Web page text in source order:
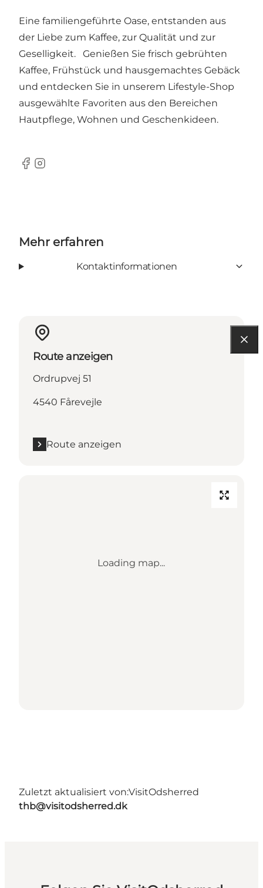
Eine familiengeführte Oase, entstanden aus
der Liebe zum Kaffee, zur Qualität und zur
Geselligkeit. Genießen Sie frisch gebrühten
Kaffee, Frühstück und hausgemachtes Gebäck
und entdecken Sie in unserem Lifestyle-Shop
ausgewählte Favoriten aus den Bereichen
Hautpflege, Wohnen und Geschenkideen.
Facebook
Instagram
Mehr erfahren
Kontaktinformationen
Route anzeigen
Ordrupvej 51
4540 Fårevejle
Route anzeigen
Loading map...
Zuletzt aktualisiert von:VisitOdsherred
thb@visitodsherred.dk